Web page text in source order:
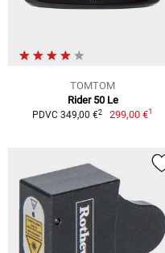
TOMTOM
Rider 50 Le
PDVC 349,00 €2 299,00 €1